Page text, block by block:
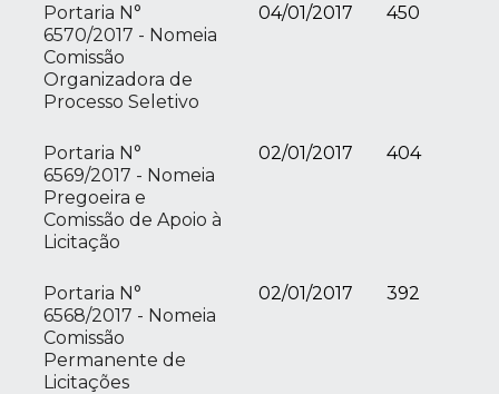
Portaria N°
6570/2017 - Nomeia
Comissão
Organizadora de
Processo Seletivo
04/01/2017 450
Portaria N°
6569/2017 - Nomeia
Pregoeira e
Comissão de Apoio à
Licitação
02/01/2017 404
Portaria N°
6568/2017 - Nomeia
Comissão
Permanente de
Licitações
02/01/2017 392